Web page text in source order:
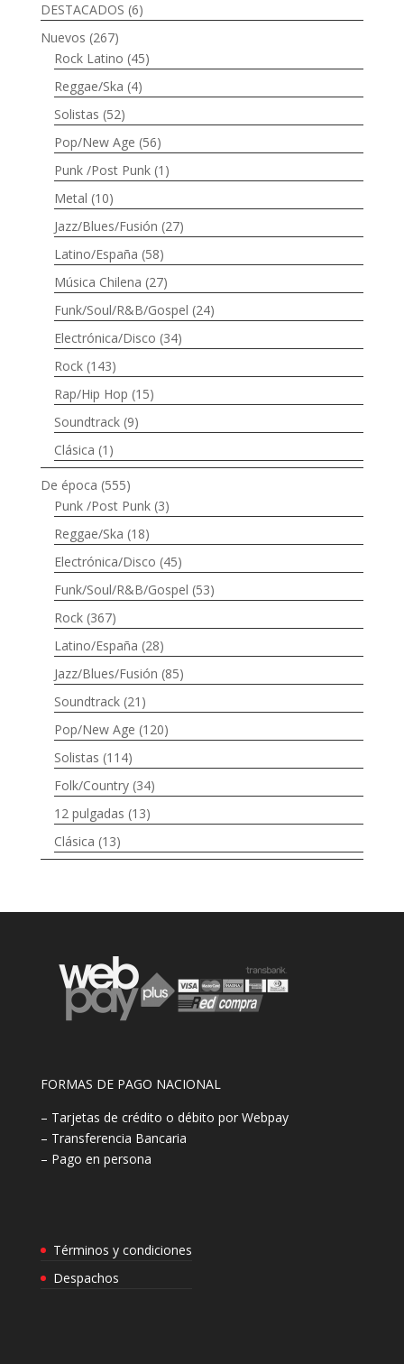
DESTACADOS (6)
Nuevos (267)
Rock Latino (45)
Reggae/Ska (4)
Solistas (52)
Pop/New Age (56)
Punk /Post Punk (1)
Metal (10)
Jazz/Blues/Fusión (27)
Latino/España (58)
Música Chilena (27)
Funk/Soul/R&B/Gospel (24)
Electrónica/Disco (34)
Rock (143)
Rap/Hip Hop (15)
Soundtrack (9)
Clásica (1)
De época (555)
Punk /Post Punk (3)
Reggae/Ska (18)
Electrónica/Disco (45)
Funk/Soul/R&B/Gospel (53)
Rock (367)
Latino/España (28)
Jazz/Blues/Fusión (85)
Soundtrack (21)
Pop/New Age (120)
Solistas (114)
Folk/Country (34)
12 pulgadas (13)
Clásica (13)
FORMAS DE PAGO NACIONAL
– Tarjetas de crédito o débito por Webpay
– Transferencia Bancaria
– Pago en persona
Términos y condiciones
Despachos